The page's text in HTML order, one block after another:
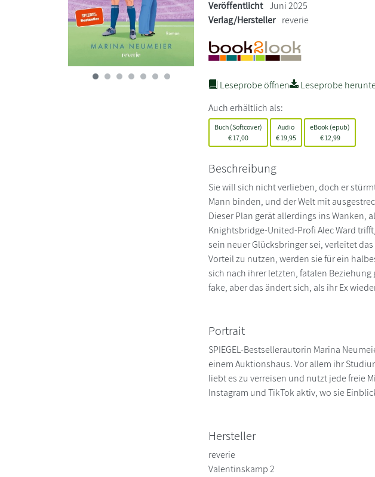
Veröffentlicht Juni 2025
Verlag/Hersteller reverie
Leseprobe öffnen
Leseprobe
Auch erhältlich als:
Buch (Softcover)
€ 17,00
Audio
€ 19,95
eBook (epub)
€12,99
Beschreibung
Sie will sich nicht verlieben, doch er
Mann binden, und der Welt mit
Dieser Plan gerät allerdings ins Wanken,
Knightsbridge-United-Profi Alec Ward
sein neuer Glücksbringer sei, verleitet
Vorteil zu nutzen, werden sie für ein
sich nach ihrer letzten, fatalen
fake, aber das ändert sich, als ihr Ex
Portrait
SPIEGEL-Bestsellerautorin Marina
einem Auktionshaus. Vor allem ihr
liebt es zu verreisen und nutzt jede freie
Instagram und TikTok aktiv, wo sie
Hersteller
reverie
Valentinskamp 2